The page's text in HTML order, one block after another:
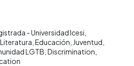
- Universidad Icesi
Literatura Educación Juventud
LGTB Discrimination